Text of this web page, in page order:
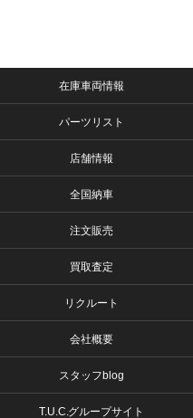
在庫車両情報
パーツリスト
店舗情報
全国納車
注文販売
買取査定
リクルート
会社概要
スタッフblog
T.U.C.グループサイト